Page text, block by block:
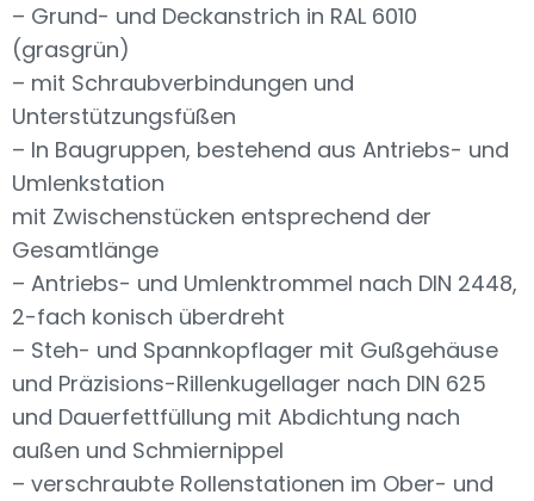
– Grund- und Deckanstrich in RAL 6010
(grasgrün)
– mit Schraubverbindungen und
Unterstützungsfüßen
– In Baugruppen, bestehend aus Antriebs- und
Umlenkstation
mit Zwischenstücken entsprechend der
Gesamtlänge
– Antriebs- und Umlenktrommel nach DIN 2448,
2-fach konisch überdreht
– Steh- und Spannkopflager mit Gußgehäuse
und Präzisions-Rillenkugellager nach DIN 625
und Dauerfettfüllung mit Abdichtung nach
außen und Schmiernippel
– verschraubte Rollenstationen im Ober- und